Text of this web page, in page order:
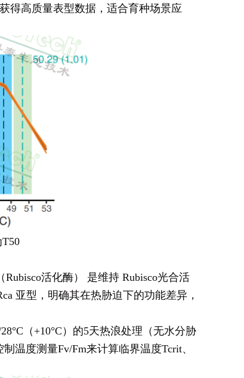
得高质量表型数据，适合育种场景应
活化酶） 是维持 Rubisco光合活
亚型，明确其在热胁迫下的功能差异，
（+10°C）的5天热浪处理（无水分胁
温度测量Fv/Fm来计算临界温度Tcrit、